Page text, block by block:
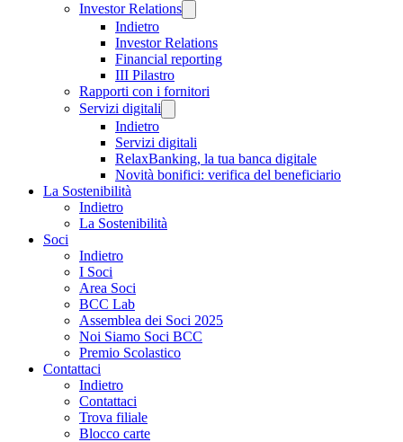
Investor Relations
Indietro
Investor Relations
Financial reporting
III Pilastro
Rapporti con i fornitori
Servizi digitali
Indietro
Servizi digitali
RelaxBanking, la tua banca digitale
Novità bonifici: verifica del beneficiario
La Sostenibilità
Indietro
La Sostenibilità
Soci
Indietro
I Soci
Area Soci
BCC Lab
Assemblea dei Soci 2025
Noi Siamo Soci BCC
Premio Scolastico
Contattaci
Indietro
Contattaci
Trova filiale
Blocco carte